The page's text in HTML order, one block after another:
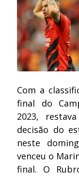
Com a
final do
2023,
decisão do
neste
venceu o
final. O